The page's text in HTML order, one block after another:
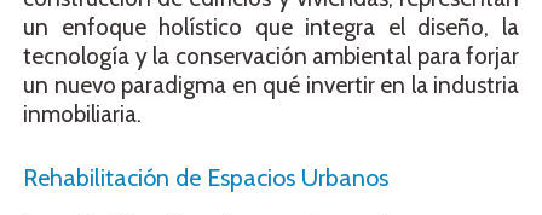
un enfoque holístico que integra el diseño, la
tecnología y la conservación ambiental para forjar
un nuevo paradigma en qué invertir en la industria
inmobiliaria.
Rehabilitación de Espacios Urbanos